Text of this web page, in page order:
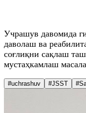
Учрашув давомида
даволаш ва
соғлиқни сақлаш
мустаҳкамлаш
#uchrashuv #JSST